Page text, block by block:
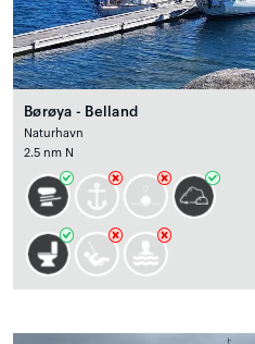
Børøya - Belland
Naturhavn
2.5 nm N